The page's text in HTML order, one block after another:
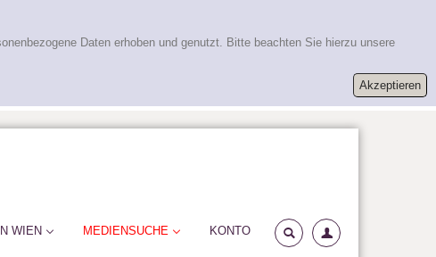
Daten erhoben und genutzt. Bitte beachten Sie hierzu unsere
WIEN MEDIENSUCHE KONTO